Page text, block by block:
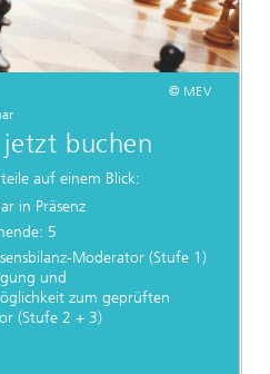
© MEV
buchen
auf einem Blick:
in Präsenz
5
Moderator (Stufe 1)
und
zum geprüften
(Stufe 2 + 3)